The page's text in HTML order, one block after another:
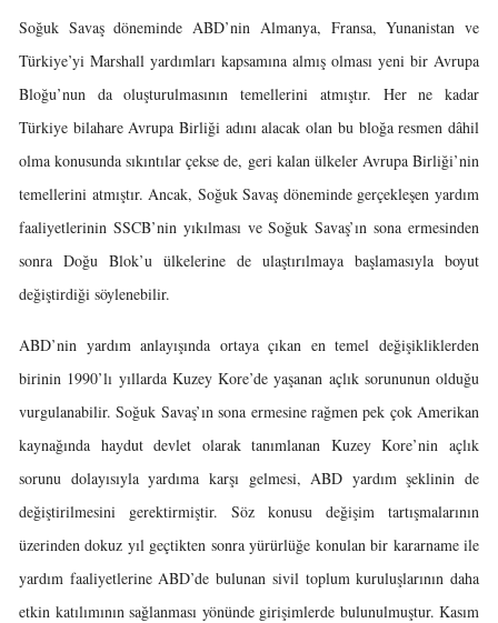
Soğuk Savaş döneminde ABD’nin Almanya, Fransa, Yunanistan ve
Türkiye’yi Marshall yardımları kapsamına almış olması yeni bir Avrupa
Bloğu’nun da oluşturulmasının temellerini atmıştır. Her ne kadar
Türkiye bilahare Avrupa Birliği adını alacak olan bu bloğa resmen dâhil
olma konusunda sıkıntılar çekse de, geri kalan ülkeler Avrupa Birliği’nin
temellerini atmıştır. Ancak, Soğuk Savaş döneminde gerçekleşen yardım
faaliyetlerinin SSCB’nin yıkılması ve Soğuk Savaş’ın sona ermesinden
sonra Doğu Blok’u ülkelerine de ulaştırılmaya başlamasıyla boyut
değiştirdiği söylenebilir.
ABD’nin yardım anlayışında ortaya çıkan en temel değişikliklerden
birinin 1990’lı yıllarda Kuzey Kore’de yaşanan açlık sorununun olduğu
vurgulanabilir. Soğuk Savaş’ın sona ermesine rağmen pek çok Amerikan
kaynağında haydut devlet olarak tanımlanan Kuzey Kore’nin açlık
sorunu dolayısıyla yardıma karşı gelmesi, ABD yardım şeklinin de
değiştirilmesini gerektirmiştir. Söz konusu değişim tartışmalarının
üzerinden dokuz yıl geçtikten sonra yürürlüğe konulan bir kararname ile
yardım faaliyetlerine ABD’de bulunan sivil toplum kuruluşlarının daha
etkin katılımının sağlanması yönünde girişimlerde bulunulmuştur. Kasım